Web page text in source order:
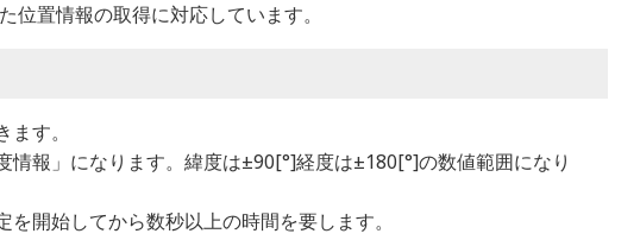
置情報の取得に対応しています。
す。
報」になります。緯度は±90[°]経度は±180[°]の数値範囲になり
開始してから数秒以上の時間を要します。